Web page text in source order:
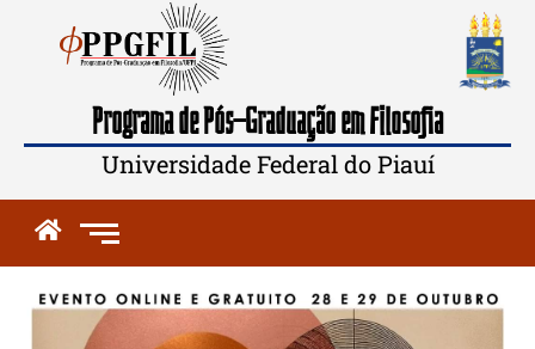
Programa de Pós-Graduação em Filosofia
Universidade Federal do Piauí